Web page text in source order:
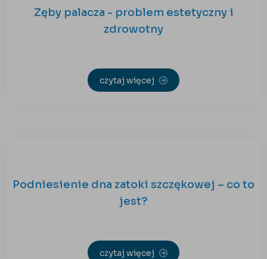
Zęby palacza - problem estetyczny i
zdrowotny
czytaj więcej
Podniesienie dna zatoki szczękowej – co to
jest?
czytaj więcej